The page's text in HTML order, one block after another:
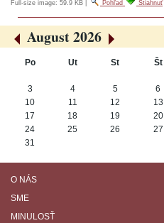
Full-size image: 59.9 KB Pohľad Stiahnuť
«
August 2026
»
Po Ut St Št
3
4 5 6
10
11 12 13
17
18 19 20
24
25 26 27
31
O NÁS
SME
MINULOSŤ